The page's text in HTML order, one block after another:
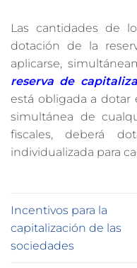
Las cantidades de
dotación de la
aplicarse,
reserva de
está obligada a dotar
simultánea de
fiscales, deberá
individualizada para
Incentivos para la
capitalización de las
sociedades